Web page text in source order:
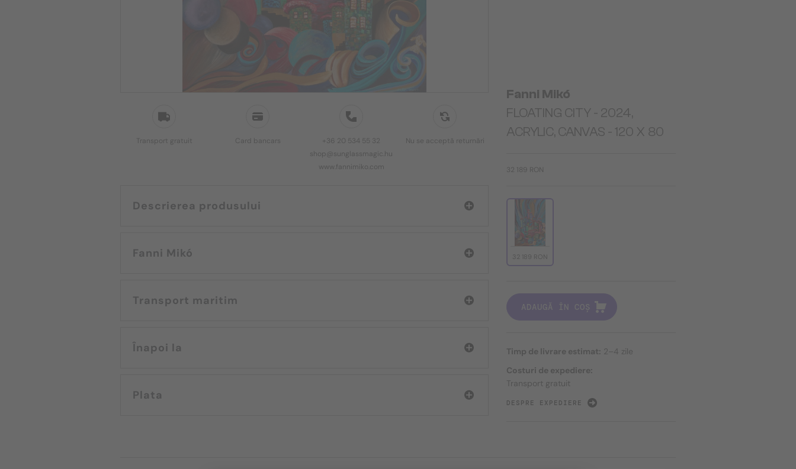
Transport gratuit Card bancars
+36 20 534 55 32
shop@sunglassmagic.hu
www.fannimiko.com
Nu se acceptă returnări
Descrierea produsului
Fanni Mikó
Transport maritim
Înapoi la
Plata
Fanni Mikó
FLOATING CITY - 2024,
ACRYLIC, CANVAS - 120 X 80
32 189 RON
32 189 RON
ADAUGĂ ÎN COȘ
Timp de livrare estimat: 2–4 zile
Costuri de expediere:
Transport gratuit
DESPRE EXPEDIERE